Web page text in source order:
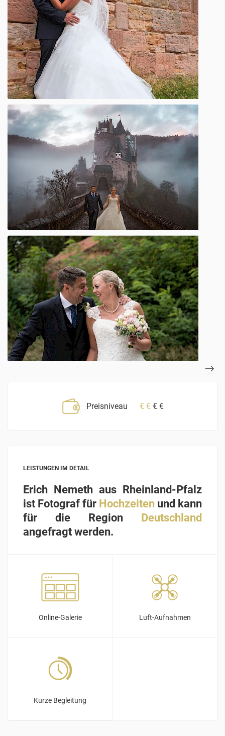
Preisniveau € € € €
LEISTUNGEN IM DETAIL
Erich Nemeth aus Rheinland-Pfalz
ist Fotograf für Hochzeiten und kann
für die Region Deutschland
angefragt werden.
Online-Galerie Luft-Aufnahmen
Kurze Begleitung